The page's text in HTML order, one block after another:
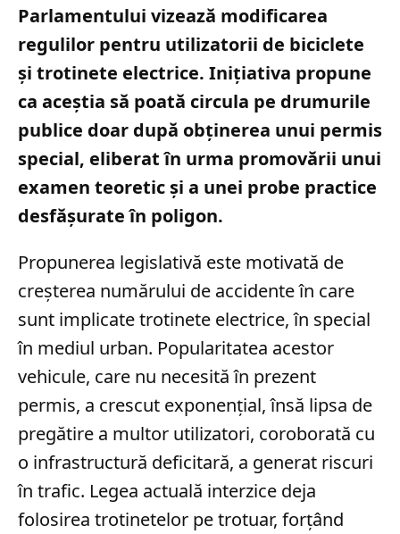
Parlamentului vizează modificarea
regulilor pentru utilizatorii de biciclete
și trotinete electrice. Inițiativa propune
ca aceștia să poată circula pe drumurile
publice doar după obținerea unui permis
special, eliberat în urma promovării unui
examen teoretic și a unei probe practice
desfășurate în poligon.
Propunerea legislativă este motivată de
creșterea numărului de accidente în care
sunt implicate trotinete electrice, în special
în mediul urban. Popularitatea acestor
vehicule, care nu necesită în prezent
permis, a crescut exponențial, însă lipsa de
pregătire a multor utilizatori, coroborată cu
o infrastructură deficitară, a generat riscuri
în trafic. Legea actuală interzice deja
folosirea trotinetelor pe trotuar, forțând